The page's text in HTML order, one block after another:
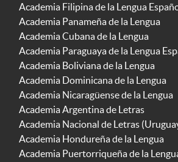
Academia Filipina de la Lengua
Academia Panameña de la Lengua
Academia Cubana de la Lengua
Academia Paraguaya de la Lengua
Academia Boliviana de la Lengua
Academia Dominicana de la Lengua
Academia Nicaragüense de la Lengua
Academia Argentina de Letras
Academia Nacional de Letras
Academia Hondureña de la Lengua
Academia Puertorriqueña de la